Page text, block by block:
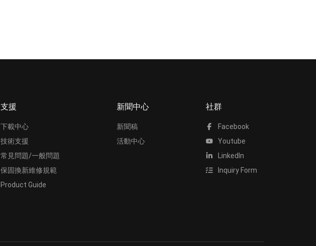
支援
下載中心
技術支援
常見問題/一般問題
保固換新維修規範
Product Guide
新聞中心
新聞稿
活動中心
社群
Facebook
Youtube
LinkedIn
Inquiry Form